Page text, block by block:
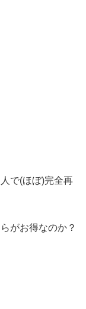
で(ほぼ)完全再
がお得なのか？